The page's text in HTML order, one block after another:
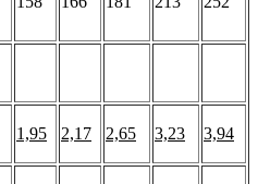
1,95 2,17 2,65 3,23 3,94